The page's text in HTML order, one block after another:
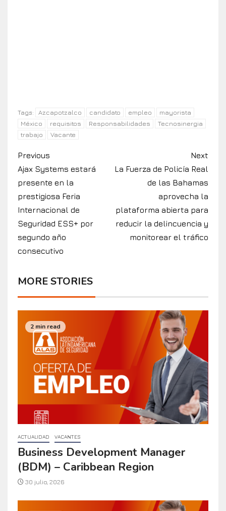
Tags: Azcapotzalco candidato empleo
mayorista
México
requisitos Responsabilidades
Tecnosinergia
trabajo
Vacante
Previous
Ajax Systems estará
presente en la
prestigiosa Feria
Internacional de
Seguridad ESS+ por
segundo año
consecutivo
Next
La Fuerza de Policía Real
de las Bahamas
aprovecha la
plataforma abierta para
reducir la delincuencia y
monitorear el tráfico
MORE STORIES
2 min read
ACTUALIDAD VACANTES
Business Development Manager
(BDM) – Caribbean Region
30 julio, 2026